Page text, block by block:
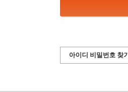
아이디 비밀번호 찾기